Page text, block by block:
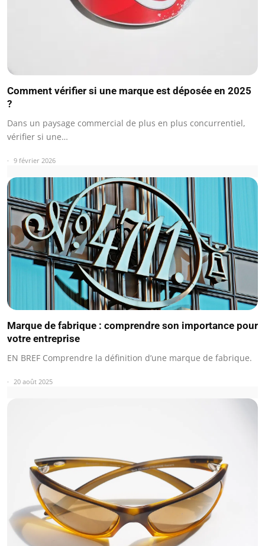
Comment vérifier si une marque est déposée en 2025
?
Dans un paysage commercial de plus en plus concurrentiel,
vérifier si une…
9 février 2026
Marque de fabrique : comprendre son importance pour
votre entreprise
EN BREF Comprendre la définition d’une marque de fabrique.
20 août 2025